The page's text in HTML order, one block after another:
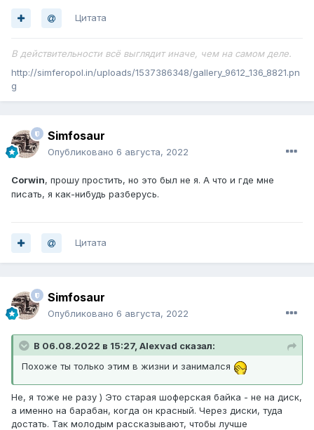
Цитата
В действительности всё выглядит иначе, чем на самом деле.
http://simferopol.in/uploads/1537386348/gallery_9612_136_8821.pn
g
Simfosaur
Опубликовано 6 августа, 2022
Corwin, прошу простить, но это был не я. А что и где мне
писать, я как-нибудь разберусь.
Цитата
Simfosaur
Опубликовано 6 августа, 2022
В 06.08.2022 в 15:27, Alexvad сказал:
Похоже ты только этим в жизни и занимался
Не, я тоже не разу ) Это старая шоферская байка - не на диск,
а именно на барабан, когда он красный. Через диски, туда
достать. Так молодым рассказывают, чтобы лучше